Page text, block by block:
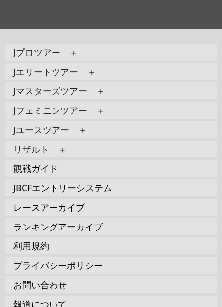
Jプロツアー ＋
Jエリートツアー ＋
Jマスターズツアー ＋
Jフェミニンツアー ＋
Jユースツアー ＋
リザルト ＋
観戦ガイド
JBCFエントリーシステム
レースアーカイブ
ランキングアーカイブ
利用規約
プライバシーポリシー
お問い合わせ
報道について